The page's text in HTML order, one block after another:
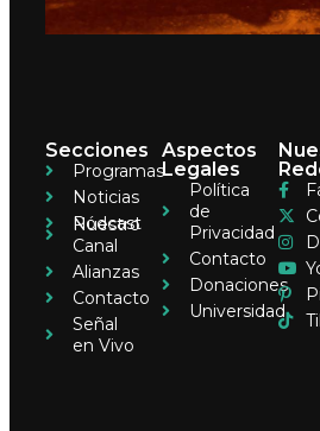
Secciones
Programas
Noticias
Pódcast
Nuestro
Canal
Alianzas
Contacto
Señal
en Vivo
Aspectos
Legales
Política
de
Privacidad
Contacto
Donaciones
Universidad